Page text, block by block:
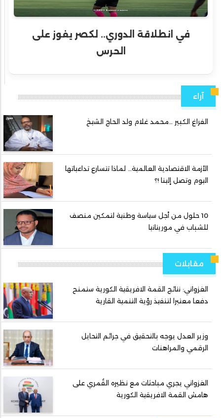
في انطلاقة الدوري.. لكصر يفوز على
الحرس
آراء
الفراغ الكبير …محمد غلام ولد الحاج الشيخ
الأزمة الاقتصادية العالمية… لماذا تتسارع تداعياتها
اليوم وتصل إلينا !؟
10 حلول من أجل سياسة وطنية لتمكين منصف
للشباب في موريتانيا
مقابلات
الغزواني: نتائج القمة الافريقية الكورية ستمنح
دفعا معتبرا لتنفيذ رؤية التنمية القارية
وزير العدل يوجه بالتحقيق في جرائم التحايل
الرقمي والمراهنات
الغزواني يجري مباحثات مع نظيره القُمري على
هامش القمة الافريقية الكورية